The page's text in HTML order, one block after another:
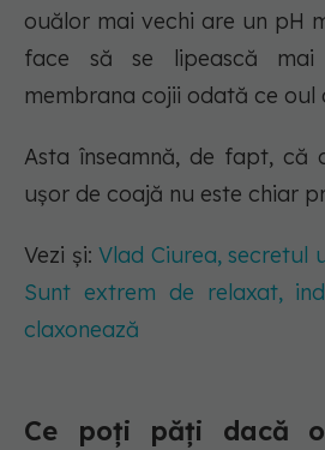
ouălor mai vechi are un pH
face să se lipească
membrana cojii odată ce oul
Asta înseamnă, de fapt, că
ușor de coajă nu este chiar
Vezi și:Vlad Ciurea, secretul
Sunt extrem de relaxat,
claxonează
Ce poți păți dacă